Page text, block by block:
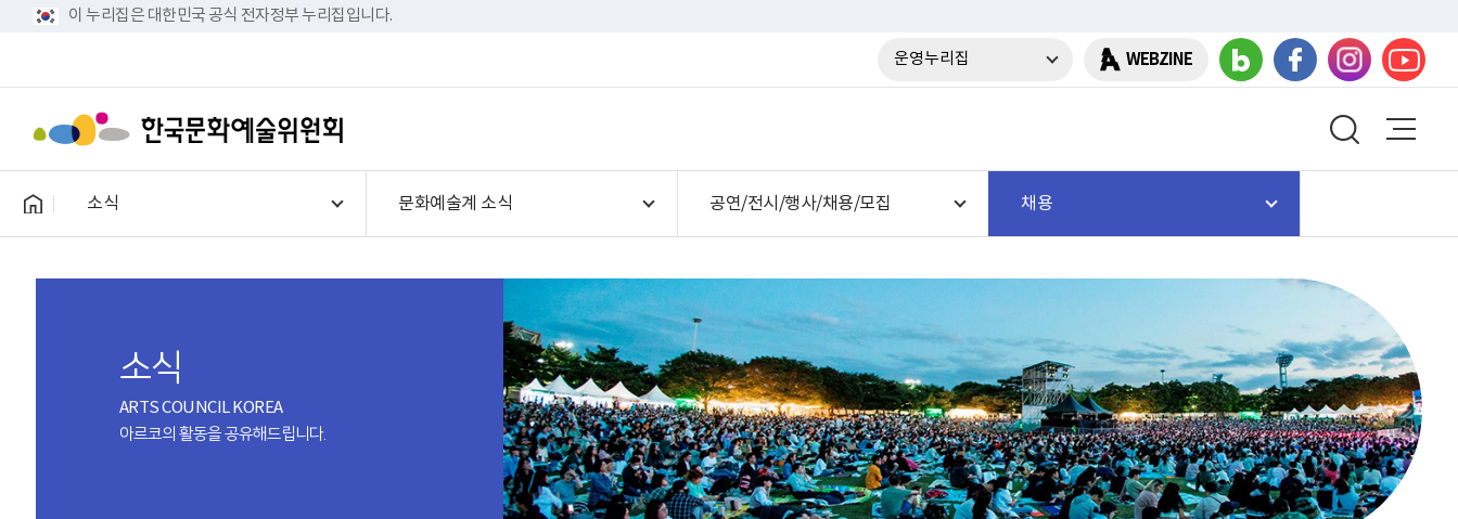
이 누리집은 대한민국 공식 전자정부 누리집입니다.
운영누리집 WEBZINE
소식 문화예술계 소식 공연/전시/행사/채용/모집 채용
소식
ARTS COUNCIL KOREA
아르코의 활동을 공유해드립니다.